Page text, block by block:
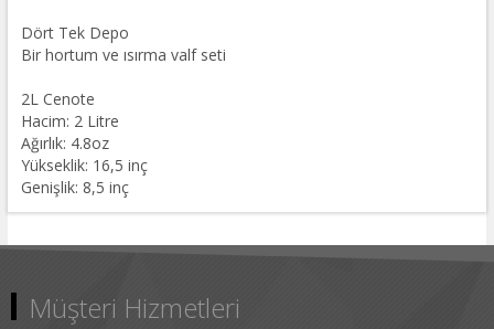
Dört Tek Depo
Bir hortum ve ısırma valf seti
2L Cenote
Hacim: 2 Litre
Ağırlık: 4.8oz
Yükseklik: 16,5 inç
Genişlik: 8,5 inç
Müşteri Hizmetleri